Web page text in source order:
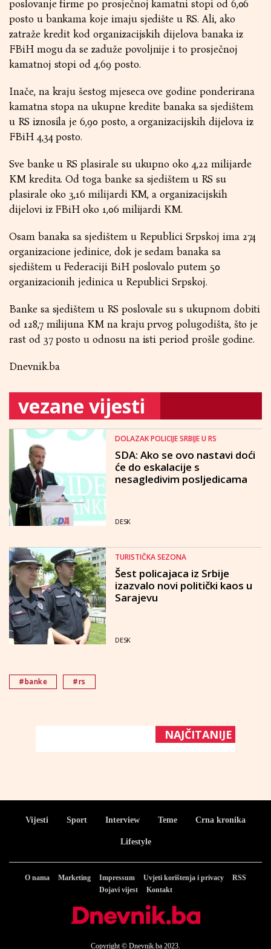
poslovanje firme po prosječnoj kamatni stopi od 6,06
posto u bankama koje imaju sjedište u RS. Ali, ako
zatraže kredit kod organizacijskih dijelova banaka iz
FBiH mogu da se zaduže povoljnije i to prosječnoj
kamatnoj stopi od 4,69 posto.
Inače, na kraju šestog mjeseca ove godine ponderirana
kamatna stopa na ukupne kredite banaka sa sjedištem
u RS iznosila je 6,90 posto, a organizacijskih dijelova iz
FBiH 4,34 posto.
Sve banke u RS plasirale su ukupno oko 4,22 milijarde
KM kredita. Od toga banke sa sjedištem u RS su
plasirale oko 3,16 milijardi KM, a organizacijskih
dijelovi iz FBiH oko 1,06 milijardi KM.
Osam banaka sa sjedištem u Republici Srpskoj ima 274
organizacione jedinice, dok je sedam banaka sa
sjedištem u Federaciji BiH poslovalo putem 50
organizacionih jedinica u Republici Srpskoj.
Banke sa sjedištem u RS poslovale su s ukupnom dobiti
od 128,7 milijuna KM na kraju prvog polugodišta, što je
rast od 37 posto u odnosu na isti period prošle godine.
Dnevnik.ba
vezane vijesti
DOLAZAK POLICIJE SRBIJE U RS
SDA: Ako se ovo nastavi doći
će do eskalacije s
nesagledivim posljedicama
DESK
TURISTIČKA SEZONA
Šest policajaca iz Srbije
izazvalo novi politički kaos u
Sarajevu
DESK
#banke #rs
NAJČITANIJE
Vijesti Sport Interview Teme Crna kronika
Lifestyle
O nama Marketing Impressum Uvjeti korištenja i privacy
RSS
Dojavi vijest
Kontakt
Copyright © Dnevnik.ba 2023.